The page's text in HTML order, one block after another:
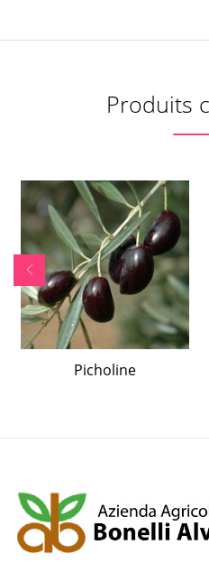
Produits
Picholine